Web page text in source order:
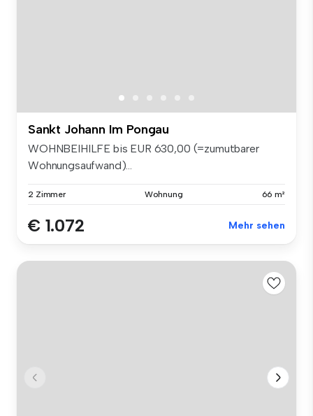
Sankt Johann Im Pongau
WOHNBEIHILFE bis EUR 630,00 (=zumutbarer
Wohnungsaufwand)...
2 Zimmer Wohnung 66 m²
€ 1.072 Mehr sehen